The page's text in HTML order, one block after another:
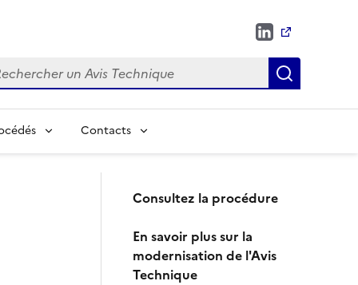
Contacts
Consultez la procédure
En savoir plus sur la
modernisation de l'Avis
Technique